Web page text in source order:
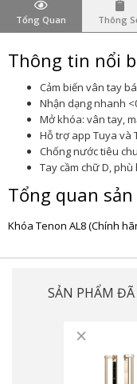
Tổng Quan Thông
Thông tin nổi
Cảm biến vân tay
Nhận dạng nhanh
Mở khóa: vân tay,
Hỗ trợ app Tuya và
Chống nước tiêu
Tay cầm chữ D,
Tổng quan
Khóa Tenon AL8 (Chính
SẢN PHẨM ĐÃ
×